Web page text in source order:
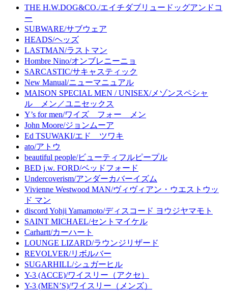
THE H.W.DOG&CO./エイチダブリュードッグアンドコ
ー
SUBWARE/サブウェア
HEADS/ヘッズ
LASTMAN/ラストマン
Hombre Nino/オンブレニーニョ
SARCASTIC/サキャスティック
New Manual/ニューマニュアル
MAISON SPECIAL MEN / UNISEX/メゾンスペシャ
ル メン／ユニセックス
Y’s for men/ワイズ フォー メン
John Moore/ジョンムーア
Ed TSUWAKI/エド ツワキ
ato/アトウ
beautiful people/ビューティフルピープル
BED j.w. FORD/ベッドフォード
Undercoverism/アンダーカバーイズム
Vivienne Westwood MAN/ヴィヴィアン・ウエストウッ
ド マン
discord Yohji Yamamoto/ディスコード ヨウジヤマモト
SAINT MICHAEL/セントマイケル
Carhartt/カーハート
LOUNGE LIZARD/ラウンジリザード
REVOLVER/リボルバー
SUGARHILL/シュガーヒル
Y-3 (ACCE)/ワイスリー（アクセ）
Y-3 (MEN’S)/ワイスリー（メンズ）